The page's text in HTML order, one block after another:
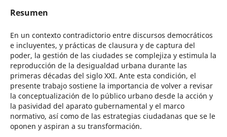
Resumen
En un contexto contradictorio entre discursos democráticos
e incluyentes, y prácticas de clausura y de captura del
poder, la gestión de las ciudades se complejiza y estimula la
reproducción de la desigualdad urbana durante las
primeras décadas del siglo XXI. Ante esta condición, el
presente trabajo sostiene la importancia de volver a revisar
la conceptualización de lo público urbano desde la acción y
la pasividad del aparato gubernamental y el marco
normativo, así como de las estrategias ciudadanas que se le
oponen y aspiran a su transformación.